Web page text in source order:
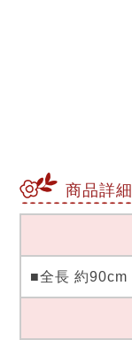
商品詳細
■全長 約90cm